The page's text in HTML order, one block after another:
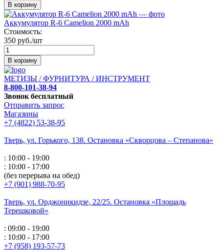
В корзину
Аккумулятор R-6 Camelion 2000 mAh
Стоимость:
350 руб./шт
В корзину
МЕТИЗЫ / ФУРНИТУРА / ИНСТРУМЕНТ
8-800-101-38-94
Звонок бесплатный
Отправить запрос
Магазины
+7 (4822) 53-38-95
Тверь, ул. Горького, 138. Остановка «Скворцова – Степанова»
: 10:00 - 19:00
: 10:00 - 17:00
(без перерыва на обед)
+7 (901) 988-70-95
Тверь, ул. Орджоникидзе, 22/25. Остановка «Площадь
Терешковой»
: 09:00 - 19:00
: 10:00 - 17:00
+7 (958) 193-57-73